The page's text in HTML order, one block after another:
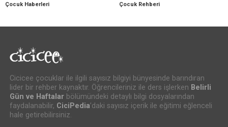
Çocuk Haberleri
Çocuk Rehberi
Cicicee çocuklar ile ilgili sayısız bilgiyi bünyesinde barındıran
lider bir rehber kaynaktır. Öğrencileriniz ile ders işlerken Belirli
Gün ve Haftalarbölümündeki detaylı bilgi dosyalarından
faydalanabilir, CiciPedia’daki sayısız içerik ile eğitimi eğlenceli
hale getirebilirsiniz.